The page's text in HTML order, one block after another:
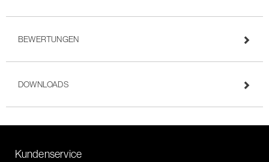
BEWERTUNGEN
DOWNLOADS
Kundenservice